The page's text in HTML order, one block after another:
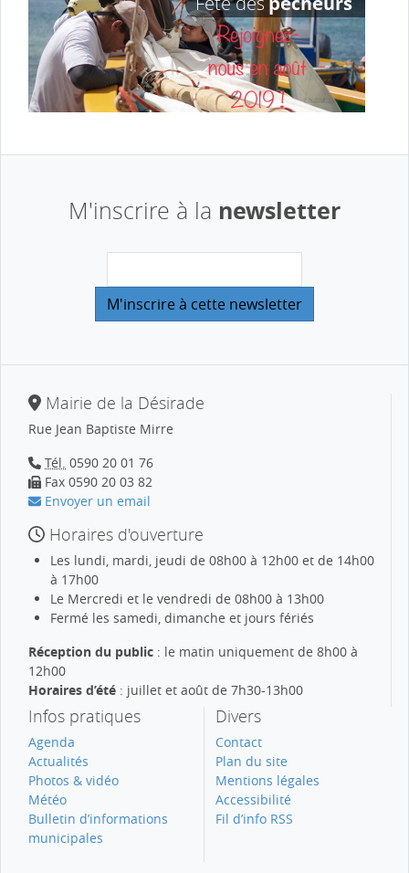
M'inscrire à la newsletter
Mairie de la Désirade
Rue Jean Baptiste Mirre
Tél. 0590 20 01 76
Fax 0590 20 03 82
Envoyer un email
Horaires d'ouverture
Les lundi, mardi, jeudi de 08h00 à 12h00 et de 14h00
à 17h00
Le Mercredi et le vendredi de 08h00 à 13h00
Fermé les samedi, dimanche et jours fériés
Réception du public : le matin uniquement de 8h00 à
12h00
Horaires d’été : juillet et août de 7h30-13h00
Infos pratiques
Agenda
Actualités
Photos & vidéo
Météo
Bulletin d’informations
municipales
Divers
Contact
Plan du site
Mentions légales
Accessibilité
Fil d’info RSS